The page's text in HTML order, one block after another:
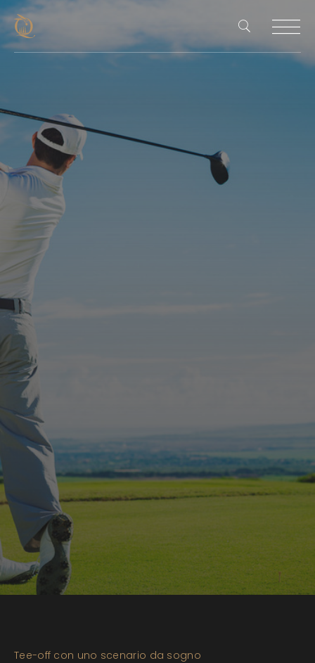
Tee-off con uno scenario da sogno